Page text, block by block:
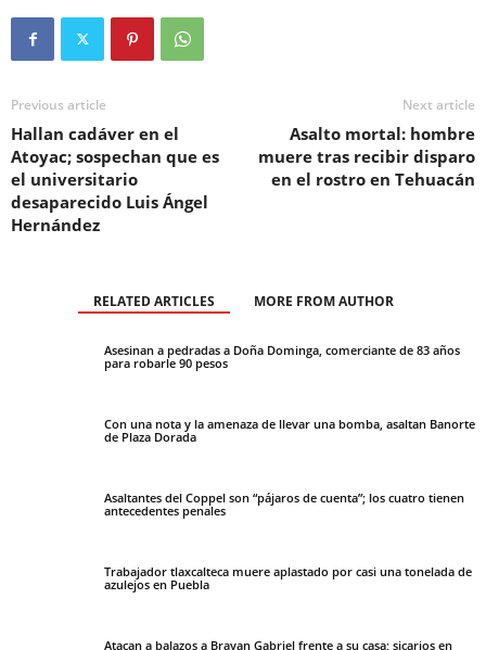
Previous article
Hallan cadáver en el
Atoyac; sospechan que es
el universitario
desaparecido Luis Ángel
Hernández
Next article
Asalto mortal: hombre
muere tras recibir disparo
en el rostro en Tehuacán
RELATED ARTICLES MORE FROM AUTHOR
Asesinan a pedradas a Doña Dominga, comerciante de 83 años
para robarle 90 pesos
Con una nota y la amenaza de llevar una bomba, asaltan Banorte
de Plaza Dorada
Asaltantes del Coppel son “pájaros de cuenta”; los cuatro tienen
antecedentes penales
Trabajador tlaxcalteca muere aplastado por casi una tonelada de
azulejos en Puebla
Atacan a balazos a Brayan Gabriel frente a su casa; sicarios en